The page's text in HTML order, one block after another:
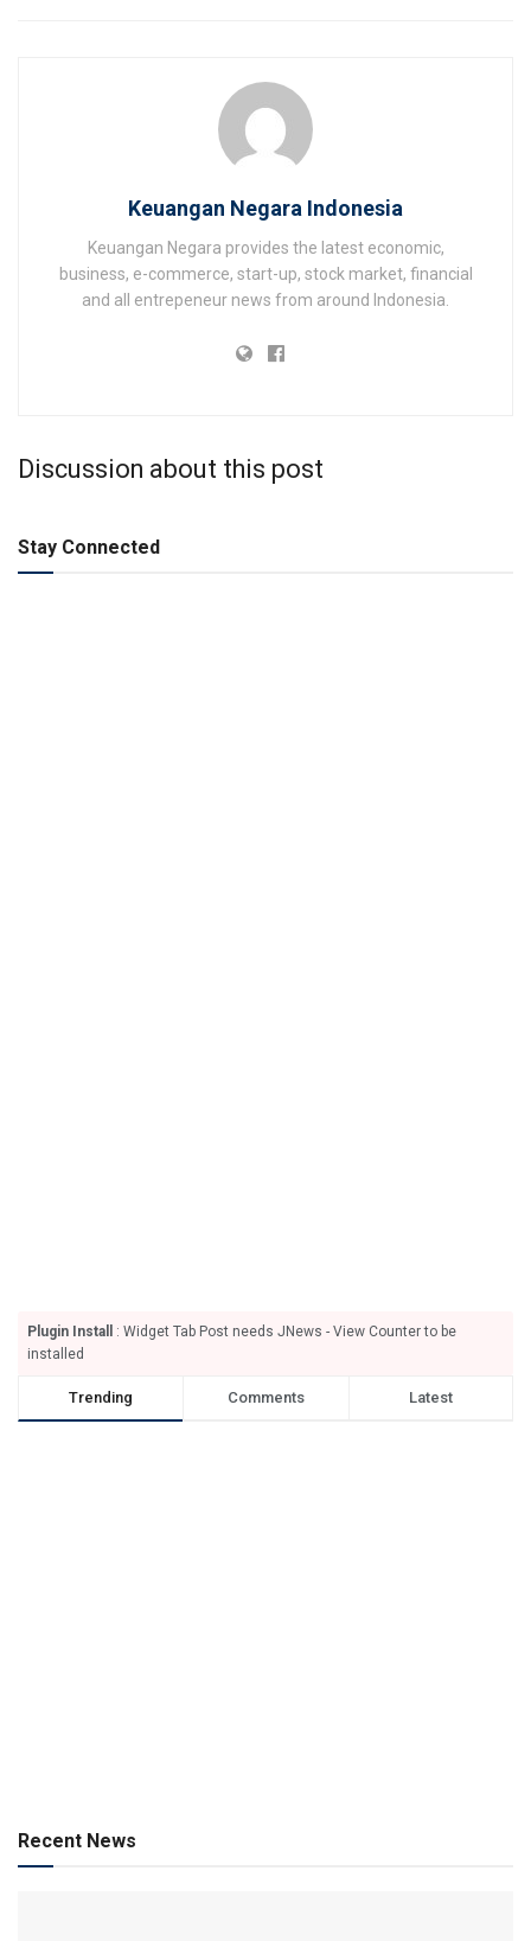
Keuangan Negara Indonesia
Keuangan Negara provides the latest economic,
business, e-commerce, start-up, stock market, financial
and all entrepeneur news from around Indonesia.
Discussion about this post
Stay Connected
Plugin Install
: Widget Tab Post needs JNews - View Counter to be
installed
Trending Comments Latest
Recent News